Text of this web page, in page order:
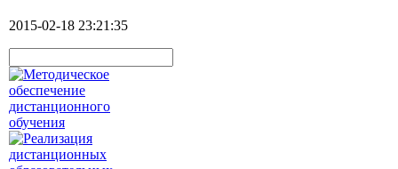
2015-02-18 23:21:35